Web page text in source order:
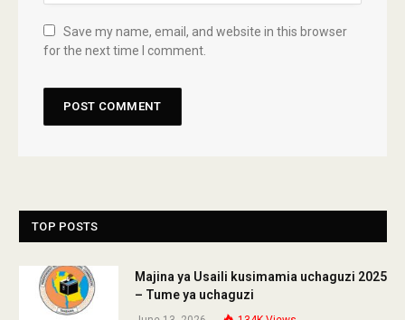
Save my name, email, and website in this browser
for the next time I comment.
TOP POSTS
Majina ya Usaili kusimamia uchaguzi 2025
– Tume ya uchaguzi